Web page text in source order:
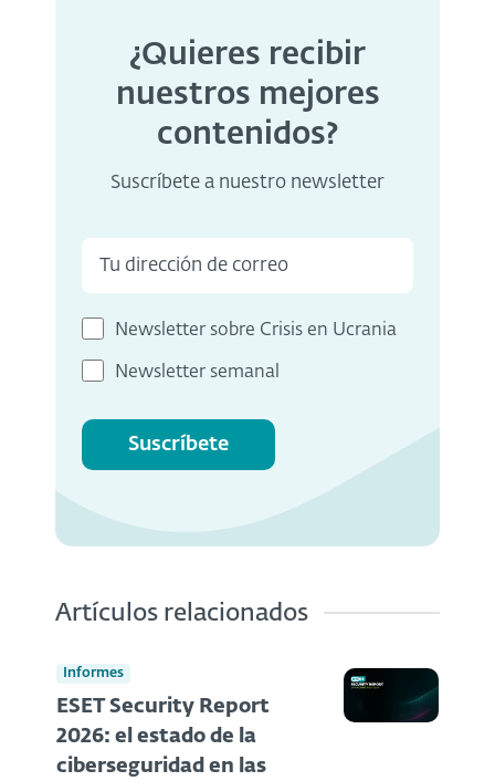
¿Quieres recibir
nuestros mejores
contenidos?
Suscríbete a nuestro newsletter
Newsletter sobre Crisis en Ucrania
Newsletter semanal
Suscríbete
Artículos relacionados
Informes
ESET Security Report
2026: el estado de la
ciberseguridad en las